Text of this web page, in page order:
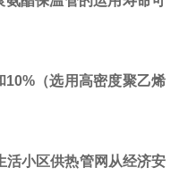
（选用高密度聚乙烯
小区供热管网从经济安